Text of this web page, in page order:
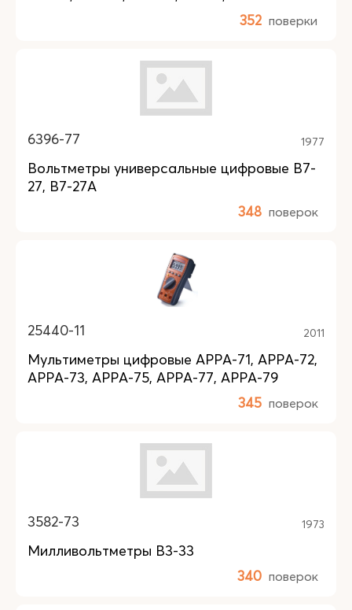
352 поверки
6396-77 1977
Вольтметры универсальные цифровые В7-
27, В7-27А
348 поверок
25440-11 2011
Мультиметры цифровые APPA-71, APPA-72,
APPA-73, APPA-75, APPA-77, APPA-79
345 поверок
3582-73 1973
Милливольтметры В3-33
340 поверок